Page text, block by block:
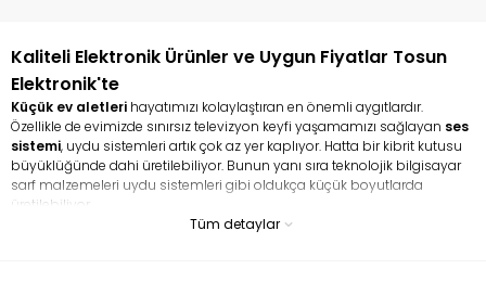
Kaliteli Elektronik Ürünler ve Uygun Fiyatlar Tosun
Elektronik'te
Küçük ev aletleri hayatımızı kolaylaştıran en önemli aygıtlardır.
Özellikle de evimizde sınırsız televizyon keyfi yaşamamızı sağlayan ses
sistemi, uydu sistemleri artık çok az yer kaplıyor. Hatta bir kibrit kutusu
büyüklüğünde dahi üretilebiliyor. Bunun yanı sıra teknolojik bilgisayar
sarf malzemeleri uydu sistemleri gibi oldukça küçük boyutlarda
üretilebiliyor.
Tüm detaylar